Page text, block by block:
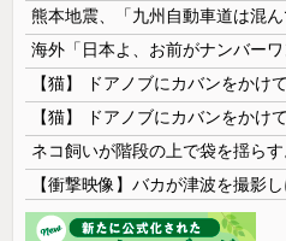
【衝撃映像】バカが津波を撮影